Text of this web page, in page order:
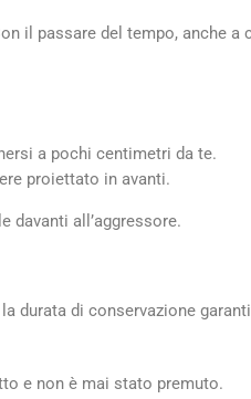
il passare del tempo, anche
a pochi centimetri da te.
proiettato in avanti.
davanti all’aggressore.
durata di conservazione
e non è mai stato premuto.